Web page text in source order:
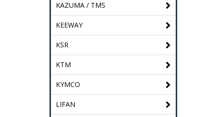
KAZUMA / TMS
KEEWAY
KSR
KTM
KYMCO
LIFAN